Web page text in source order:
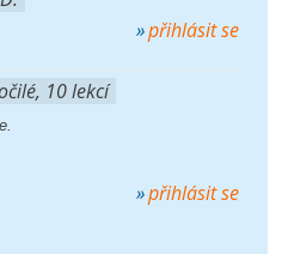
přihlásit se
10 lekcí
přihlásit se